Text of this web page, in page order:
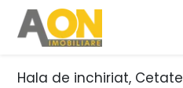
Hala de inchiriat, Cetate